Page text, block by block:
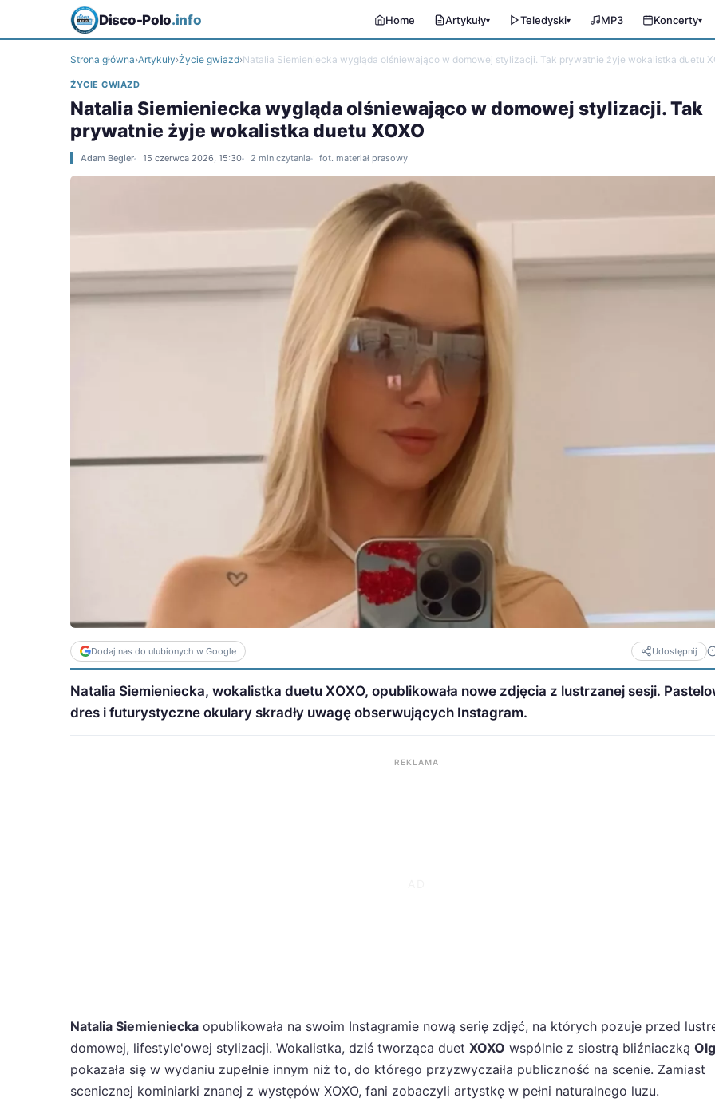
Disco-Polo.info Home Artykuły▾ Teledyski▾ MP3 Koncerty▾
Strona główna›Artykuły›Życie gwiazd›Natalia Siemieniecka wygląda olśniewająco w domowej stylizacji. Tak prywatnie żyje wokalistka duetu
ŻYCIE GWIAZD
Natalia Siemieniecka wygląda olśniewająco w domowej stylizacji. Tak
prywatnie żyje wokalistka duetu XOXO
Adam Begier 15 czerwca 2026, 15:30 2 min czytania fot. materiał prasowy
Dodaj nas do ulubionych w Google Udostępnij
Natalia Siemieniecka, wokalistka duetu XOXO, opublikowała nowe zdjęcia z lustrzanej sesji.
dres i futurystyczne okulary skradły uwagę obserwujących Instagram.
REKLAMA
Natalia Siemieniecka opublikowała na swoim Instagramie nową serię zdjęć, na których pozuje przed
domowej, lifestyle'owej stylizacji. Wokalistka, dziś tworząca duet XOXO wspólnie z siostrą bliźniaczką
pokazała się w wydaniu zupełnie innym niż to, do którego przyzwyczaiła publiczność na scenie. Zamiast
scenicznej kominiarki znanej z występów XOXO, fani zobaczyli artystkę w pełni naturalnego luzu.